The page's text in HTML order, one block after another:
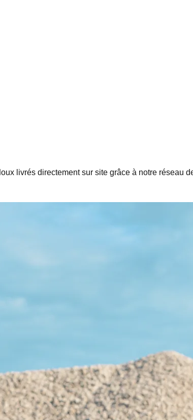
livrés directement sur site grâce à notre réseau